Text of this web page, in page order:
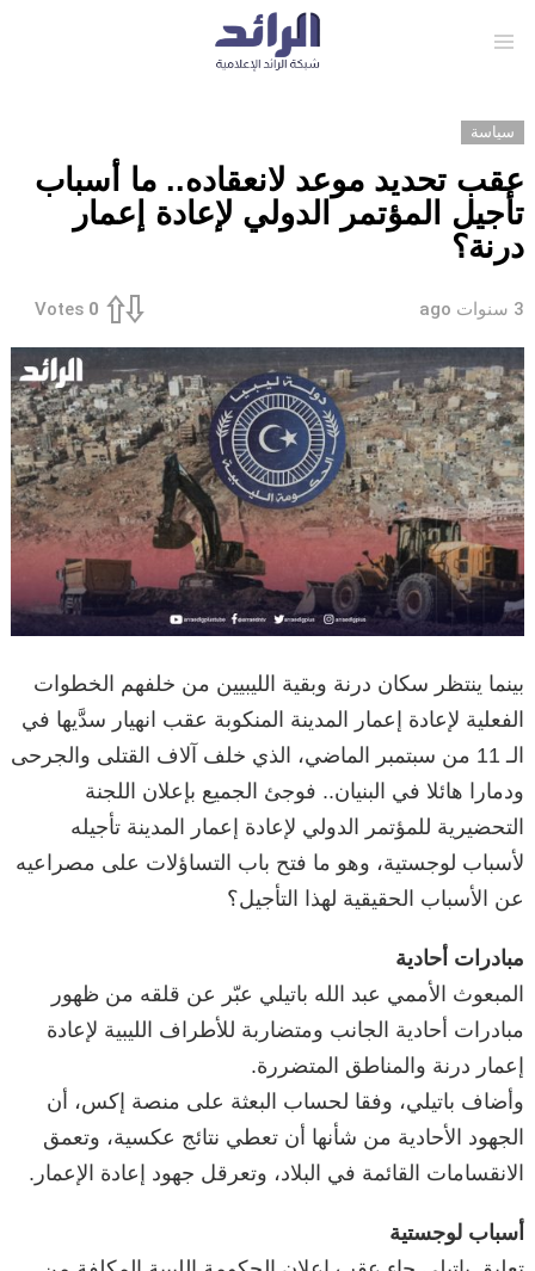
سياسة
عقب تحديد موعد لانعقاده.. ما أسباب
تأجيل المؤتمر الدولي لإعادة إعمار
درنة؟
3 سنوات ago 0
Votes
بينما ينتظر سكان درنة وبقية الليبيين من خلفهم الخطوات
الفعلية لإعادة إعمار المدينة المنكوبة عقب انهيار سدَّيها في
الـ 11 من سبتمبر الماضي، الذي خلف آلاف القتلى والجرحى
ودمارا هائلا في البنيان.. فوجئ الجميع بإعلان اللجنة
التحضيرية للمؤتمر الدولي لإعادة إعمار المدينة تأجيله
لأسباب لوجستية، وهو ما فتح باب التساؤلات على مصراعيه
عن الأسباب الحقيقية لهذا التأجيل؟
مبادرات أحادية
المبعوث الأممي عبد الله باتيلي عبّر عن قلقه من ظهور
مبادرات أحادية الجانب ومتضاربة للأطراف الليبية لإعادة
إعمار درنة والمناطق المتضررة.
وأضاف باتيلي، وفقا لحساب البعثة على منصة إكس، أن
الجهود الأحادية من شأنها أن تعطي نتائج عكسية، وتعمق
الانقسامات القائمة في البلاد، وتعرقل جهود إعادة الإعمار.
أسباب لوجستية